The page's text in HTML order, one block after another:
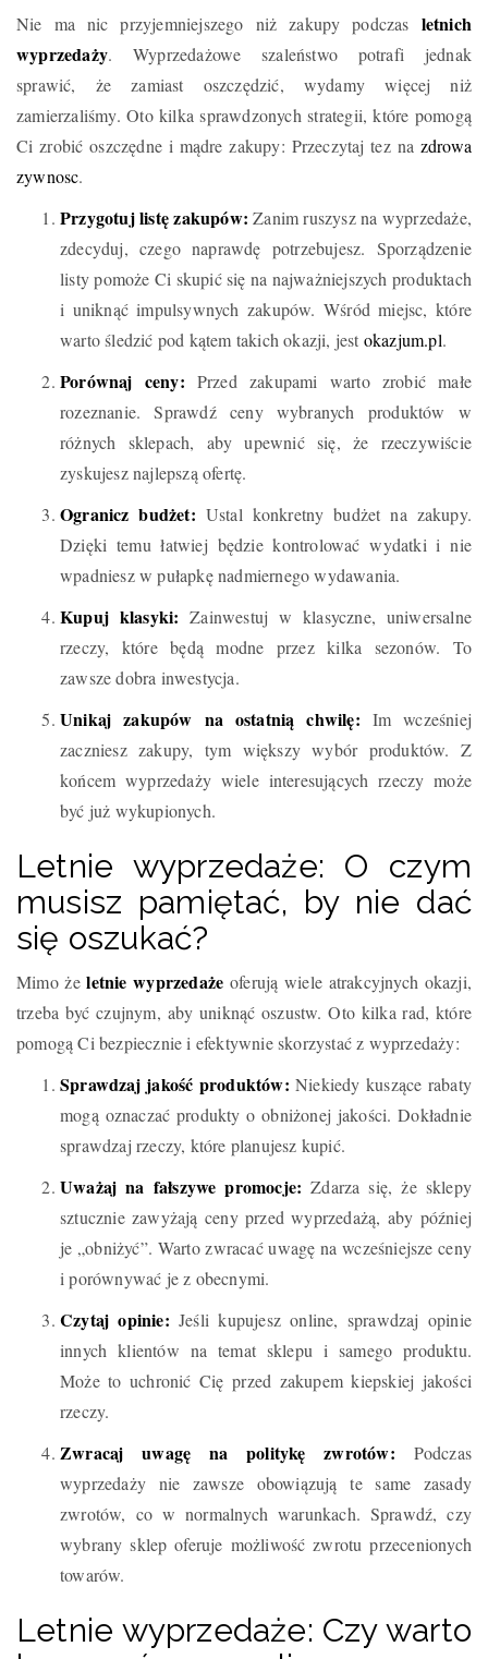
Nie ma nic przyjemniejszego niż zakupy podczas letnich
wyprzedaży. Wyprzedażowe szaleństwo potrafi jednak
sprawić, że zamiast oszczędzić, wydamy więcej niż
zamierzaliśmy. Oto kilka sprawdzonych strategii, które pomogą
Ci zrobić oszczędne i mądre zakupy: Przeczytaj tez na zdrowa
zywnosc.
Przygotuj listę zakupów: Zanim ruszysz na wyprzedaże,
zdecyduj, czego naprawdę potrzebujesz. Sporządzenie
listy pomoże Ci skupić się na najważniejszych produktach
i uniknąć impulsywnych zakupów. Wśród miejsc, które
warto śledzić pod kątem takich okazji, jest okazjum.pl.
Porównaj ceny: Przed zakupami warto zrobić małe
rozeznanie. Sprawdź ceny wybranych produktów w
różnych sklepach, aby upewnić się, że rzeczywiście
zyskujesz najlepszą ofertę.
Ogranicz budżet: Ustal konkretny budżet na zakupy.
Dzięki temu łatwiej będzie kontrolować wydatki i nie
wpadniesz w pułapkę nadmiernego wydawania.
Kupuj klasyki: Zainwestuj w klasyczne, uniwersalne
rzeczy, które będą modne przez kilka sezonów. To
zawsze dobra inwestycja.
Unikaj zakupów na ostatnią chwilę: Im wcześniej
zaczniesz zakupy, tym większy wybór produktów. Z
końcem wyprzedaży wiele interesujących rzeczy może
być już wykupionych.
Letnie wyprzedaże: O czym
musisz pamiętać, by nie dać
się oszukać?
Mimo żeletnie wyprzedaże oferują wiele atrakcyjnych okazji,
trzeba być czujnym, aby uniknąć oszustw. Oto kilka rad, które
pomogą Ci bezpiecznie i efektywnie skorzystać z wyprzedaży:
Sprawdzaj jakość produktów: Niekiedy kuszące rabaty
mogą oznaczać produkty o obniżonej jakości. Dokładnie
sprawdzaj rzeczy, które planujesz kupić.
Uważaj na fałszywe promocje: Zdarza się, że sklepy
sztucznie zawyżają ceny przed wyprzedażą, aby później
je „obniżyć”. Warto zwracać uwagę na wcześniejsze ceny
i porównywać je z obecnymi.
Czytaj opinie: Jeśli kupujesz online, sprawdzaj opinie
innych klientów na temat sklepu i samego produktu.
Może to uchronić Cię przed zakupem kiepskiej jakości
rzeczy.
Zwracaj uwagę na politykę zwrotów: Podczas
wyprzedaży nie zawsze obowiązują te same zasady
zwrotów, co w normalnych warunkach. Sprawdź, czy
wybrany sklep oferuje możliwość zwrotu przecenionych
towarów.
Letnie wyprzedaże: Czy warto